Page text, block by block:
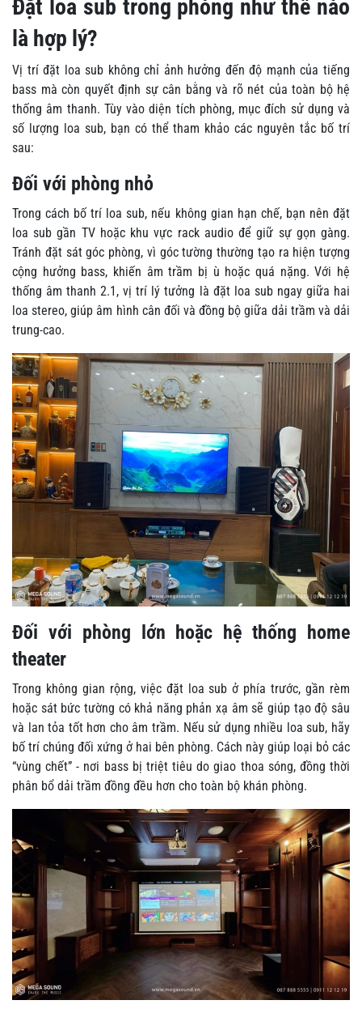
Đặt loa sub trong phòng như thế nào
là hợp lý?
Vị trí đặt loa sub không chỉ ảnh hưởng đến độ mạnh của tiếng
bass mà còn quyết định sự cân bằng và rõ nét của toàn bộ hệ
thống âm thanh. Tùy vào diện tích phòng, mục đích sử dụng và
số lượng loa sub, bạn có thể tham khảo các nguyên tắc bố trí
sau:
Đối với phòng nhỏ
Trong cách bố trí loa sub, nếu không gian hạn chế, bạn nên đặt
loa sub gần TV hoặc khu vực rack audio để giữ sự gọn gàng.
Tránh đặt sát góc phòng, vì góc tường thường tạo ra hiện tượng
cộng hưởng bass, khiến âm trầm bị ù hoặc quá nặng. Với hệ
thống âm thanh 2.1, vị trí lý tưởng là đặt loa sub ngay giữa hai
loa stereo, giúp âm hình cân đối và đồng bộ giữa dải trầm và dải
trung-cao.
Đối với phòng lớn hoặc hệ thống home
theater
Trong không gian rộng, việc đặt loa sub ở phía trước, gần rèm
hoặc sát bức tường có khả năng phản xạ âm sẽ giúp tạo độ sâu
và lan tỏa tốt hơn cho âm trầm. Nếu sử dụng nhiều loa sub, hãy
bố trí chúng đối xứng ở hai bên phòng. Cách này giúp loại bỏ các
“vùng chết” - nơi bass bị triệt tiêu do giao thoa sóng, đồng thời
phân bổ dải trầm đồng đều hơn cho toàn bộ khán phòng.